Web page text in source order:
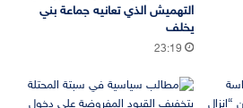
التهميش الذي تعانيه جماعة بني
يخلف
23:19